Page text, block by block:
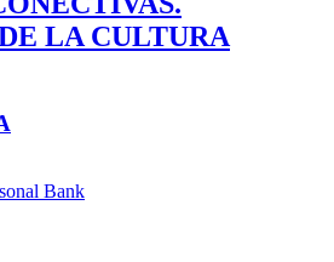
LA CULTURA